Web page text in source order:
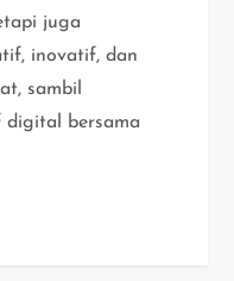
juga
inovatif, dan
sambil
digital bersama